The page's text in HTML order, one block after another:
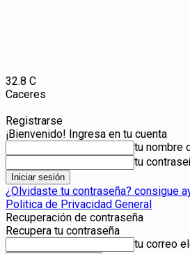
32.8 C
Caceres
Registrarse
¡Bienvenido! Ingresa en tu cuenta
tu nombre
tu
¿Olvidaste tu contraseña? consigue
Politica de Privacidad General
Recuperación de contraseña
Recupera tu contraseña
tu correo